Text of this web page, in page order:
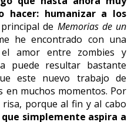
hacer: humanizar a los
de Memorias de un
he encontrado con una
amor entre zombies y
puede resultar bastante
este nuevo trabajo de
en muchos momentos. Por
porque al fin y al cabo
simplemente aspira a